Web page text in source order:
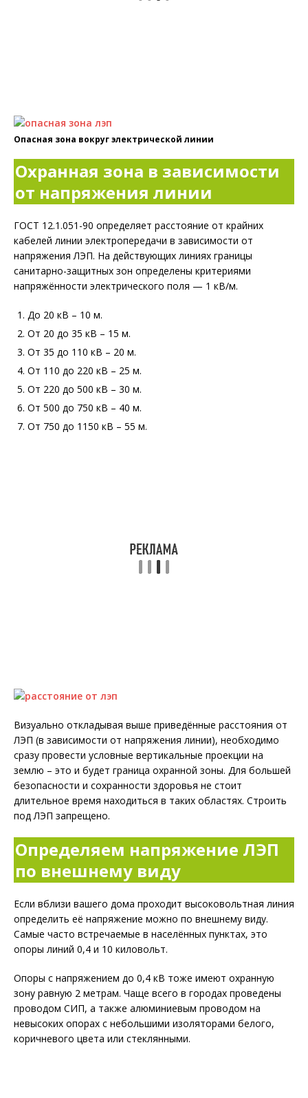
Опасная зона вокруг электрической линии
Охранная зона в зависимости
от напряжения линии
ГОСТ 12.1.051-90 определяет расстояние от крайних
кабелей линии электропередачи в зависимости от
напряжения ЛЭП. На действующих линиях границы
санитарно-защитных зон определены критериями
напряжённости электрического поля — 1 кВ/м.
До 20 кВ – 10 м.
От 20 до 35 кВ – 15 м.
От 35 до 110 кВ – 20 м.
От 110 до 220 кВ – 25 м.
От 220 до 500 кВ – 30 м.
От 500 до 750 кВ – 40 м.
От 750 до 1150 кВ – 55 м.
Визуально откладывая выше приведённые расстояния от
ЛЭП (в зависимости от напряжения линии), необходимо
сразу провести условные вертикальные проекции на
землю – это и будет граница охранной зоны. Для большей
безопасности и сохранности здоровья не стоит
длительное время находиться в таких областях. Строить
под ЛЭП запрещено.
Определяем напряжение ЛЭП
по внешнему виду
Если вблизи вашего дома проходит высоковольтная линия
определить её напряжение можно по внешнему виду.
Самые часто встречаемые в населённых пунктах, это
опоры линий 0,4 и 10 киловольт.
Опоры с напряжением до 0,4 кВ тоже имеют охранную
зону равную 2 метрам. Чаще всего в городах проведены
проводом СИП, а также алюминиевым проводом на
невысоких опорах с небольшими изоляторами белого,
коричневого цвета или стеклянными.